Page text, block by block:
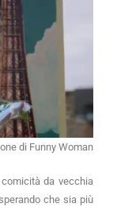
di Funny Woman
da vecchia
che sia più